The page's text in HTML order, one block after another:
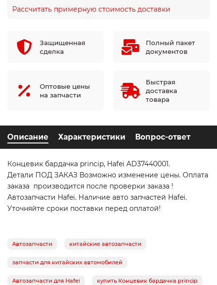
Рассчитать примерную стоимость доставки
Защищенная
сделка
Полный пакет
документов
Оптовые цены
на запчасти
Быстрая
доставка
товара
Описание Характеристики Вопрос-ответ
Концевик бардачка princip, Hafei AD37440001.
Детали ПОД ЗАКАЗ Возможно изменение цены. Оплата
заказа производится после проверки заказа !
Автозапчасти Hafei. Наличие авто запчастей Hafei.
Уточняйте сроки поставки перед оплатой!
Автозапчасти китайские автозапчасти
запчасти для китайских автомобилей
Автозапчасти для Hafei купить Концевик бардачка princip